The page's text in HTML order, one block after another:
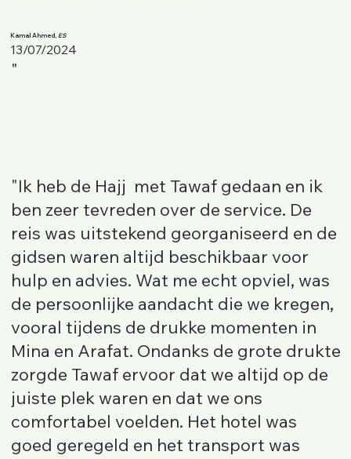
Kamal Ahmed, ES
13/07/2024
"
"Ik heb de Hajj met Tawaf gedaan en ik
ben zeer tevreden over de service. De
reis was uitstekend georganiseerd en de
gidsen waren altijd beschikbaar voor
hulp en advies. Wat me echt opviel, was
de persoonlijke aandacht die we kregen,
vooral tijdens de drukke momenten in
Mina en Arafat. Ondanks de grote drukte
zorgde Tawaf ervoor dat we altijd op de
juiste plek waren en dat we ons
comfortabel voelden. Het hotel was
goed geregeld en het transport was